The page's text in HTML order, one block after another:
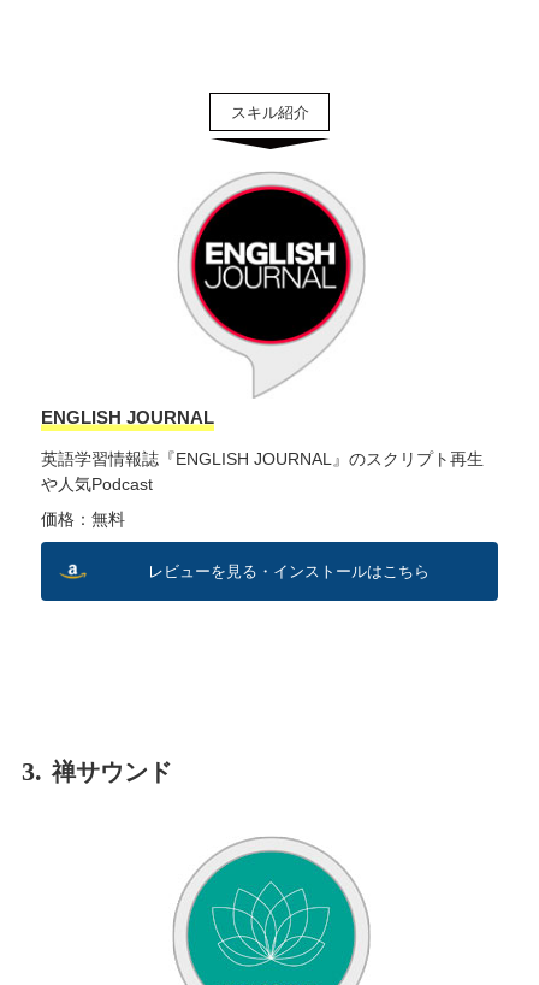
ENGLISH JOURNAL
英語学習情報誌『ENGLISH JOURNAL』のスクリプト再生
や人気Podcast
価格：無料
レビューを見る・インストールはこちら
3. 禅サウンド